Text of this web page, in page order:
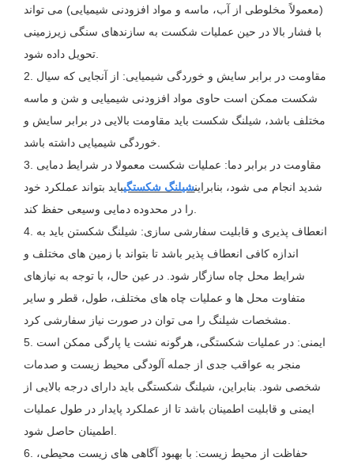
(معمولاً مخلوطی از آب، ماسه و مواد افزودنی شیمیایی) می تواند
با فشار بالا در حین عملیات شکست به سازندهای سنگی زیرزمینی
تحویل داده شود.
2. مقاومت در برابر سایش و خوردگی شیمیایی: از آنجایی که سیال
شکست ممکن است حاوی مواد افزودنی شیمیایی و شن و ماسه
مختلف باشد، شیلنگ شکست باید مقاومت بالایی در برابر سایش و
خوردگی شیمیایی داشته باشد.
3. مقاومت در برابر دما: عملیات شکست معمولا در شرایط دمایی
شدید انجام می شود، بنابراینشیلنگ شکستگیباید بتواند عملکرد خود
را در محدوده دمایی وسیعی حفظ کند.
4. انعطاف پذیری و قابلیت سفارشی سازی: شیلنگ شکستن باید به
اندازه کافی انعطاف پذیر باشد تا بتواند با زمین های مختلف و
شرایط محل چاه سازگار شود. در عین حال، با توجه به نیازهای
متفاوت محل ها و عملیات چاه های مختلف، طول، قطر و سایر
مشخصات شیلنگ را می توان در صورت نیاز سفارشی کرد.
5. ایمنی: در عملیات شکستگی، هرگونه نشت یا پارگی ممکن است
منجر به عواقب جدی از جمله آلودگی محیط زیست و صدمات
شخصی شود. بنابراین، شیلنگ شکستگی باید دارای درجه بالایی از
ایمنی و قابلیت اطمینان باشد تا از عملکرد پایدار در طول عملیات
اطمینان حاصل شود.
6. حفاظت از محیط زیست: با بهبود آگاهی های زیست محیطی،